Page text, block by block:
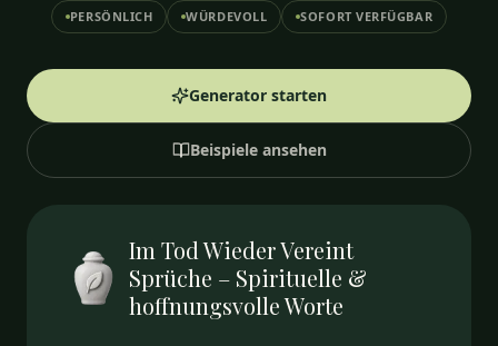
PERSÖNLICH WÜRDEVOLL SOFORT VERFÜGBAR
Generator starten
Beispiele ansehen
Im Tod Wieder Vereint
Sprüche – Spirituelle &
hoffnungsvolle Worte